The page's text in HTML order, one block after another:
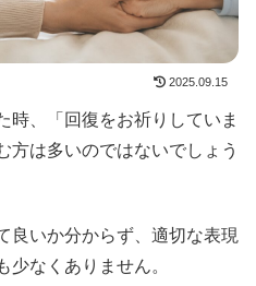
2025.09.15
時、「回復をお祈りしていま
方は多いのではないでしょう
良いか分からず、適切な表現
少なくありません。